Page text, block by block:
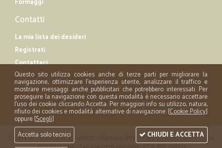
Formaggi
Contatti
La mia lista dei desideri
Registrati
Contattaci
Cicalia srl - via Acerbi 35 - 46100 - Mantova (MN) - P.iva 02508120207 - C.Fisc
Questo sito utilizza cookies anche di terze parti per migliorare la
navigazione, ottimizzare l'esperienza utente, analizzare il traffico e
mostrare messaggi anche pubblicitari che potrebbero interessati. Per
proseguire la navigazione con questa modalità è necessario accettare
l'uso dei cookie cliccando Accetta. Per maggiori info su utilizzo, natura,
rifiuto dei cookies e modalità alternative di navigazione: [Cookie Policy]
oppure [Scegli]
Accetta solo tecnici
CHIUDI E ACCETTA